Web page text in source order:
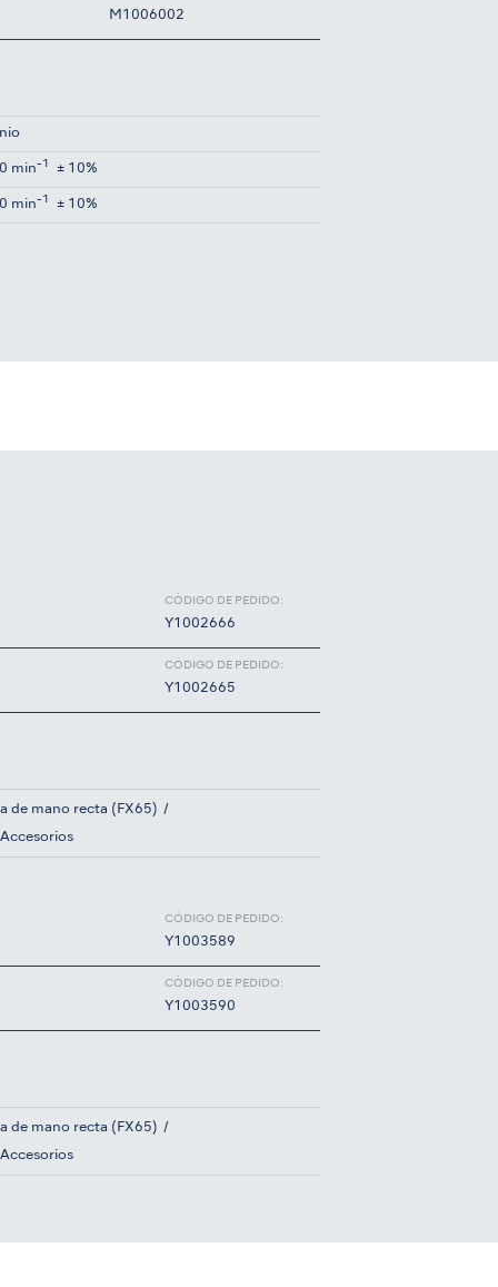
M1006002
min-1 ± 10%
min-1 ± 10%
CÓDIGO DE PEDIDO:
Y1002666
CÓDIGO DE PEDIDO:
Y1002665
de mano recta (FX65)
Accesorios
CÓDIGO DE PEDIDO:
Y1003589
CÓDIGO DE PEDIDO:
Y1003590
de mano recta (FX65)
Accesorios